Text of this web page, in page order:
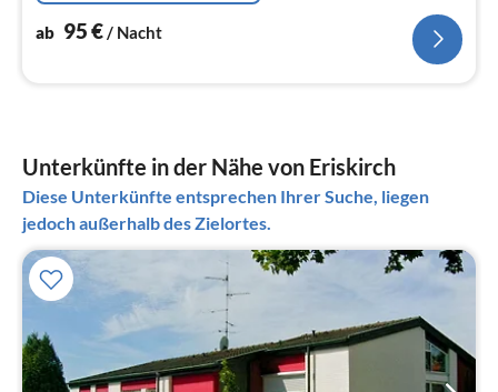
ab 95€/ Nacht
Unterkünfte in der Nähe von Eriskirch
Diese Unterkünfte entsprechen Ihrer Suche, liegen
jedoch außerhalb des Zielortes.